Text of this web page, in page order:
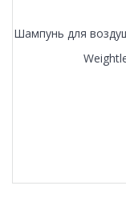
Шампунь для